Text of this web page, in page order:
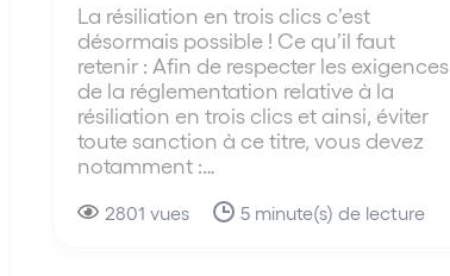
La résiliation en trois clics c’est
désormais possible ! Ce qu’il faut
retenir : Afin de respecter les exigences
de la réglementation relative à la
résiliation en trois clics et ainsi, éviter
toute sanction à ce titre, vous devez
notamment :…
2801 vues 5 minute(s) de lecture